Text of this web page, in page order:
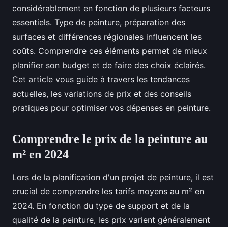
considérablement en fonction de plusieurs facteurs
essentiels. Type de peinture, préparation des
surfaces et différences régionales influencent les
coûts. Comprendre ces éléments permet de mieux
planifier son budget et de faire des choix éclairés.
Cet article vous guide à travers les tendances
actuelles, les variations de prix et des conseils
pratiques pour optimiser vos dépenses en peinture.
Comprendre le prix de la peinture au
m² en 2024
Lors de la planification d'un projet de peinture, il est
crucial de comprendre les tarifs moyens au m² en
2024. En fonction du type de support et de la
qualité de la peinture, les prix varient généralement